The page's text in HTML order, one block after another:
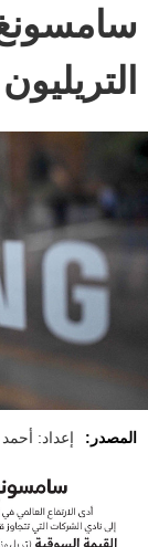
المصدر: إعداد: